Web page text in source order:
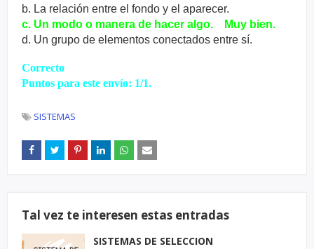
b. La relación entre el fondo y el aparecer.
c. Un modo o manera de hacer algo. Muy bien.
d. Un grupo de elementos conectados entre sí.
Correcto
Puntos para este envío: 1/1.
SISTEMAS
Tal vez te interesen estas entradas
SISTEMAS DE SELECCION